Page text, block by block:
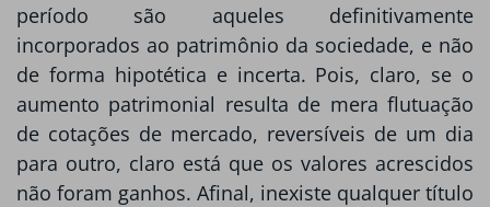
período são aqueles definitivamente
incorporados ao patrimônio da sociedade, e não
de forma hipotética e incerta. Pois, claro, se o
aumento patrimonial resulta de mera flutuação
de cotações de mercado, reversíveis de um dia
para outro, claro está que os valores acrescidos
não foram ganhos. Afinal, inexiste qualquer título